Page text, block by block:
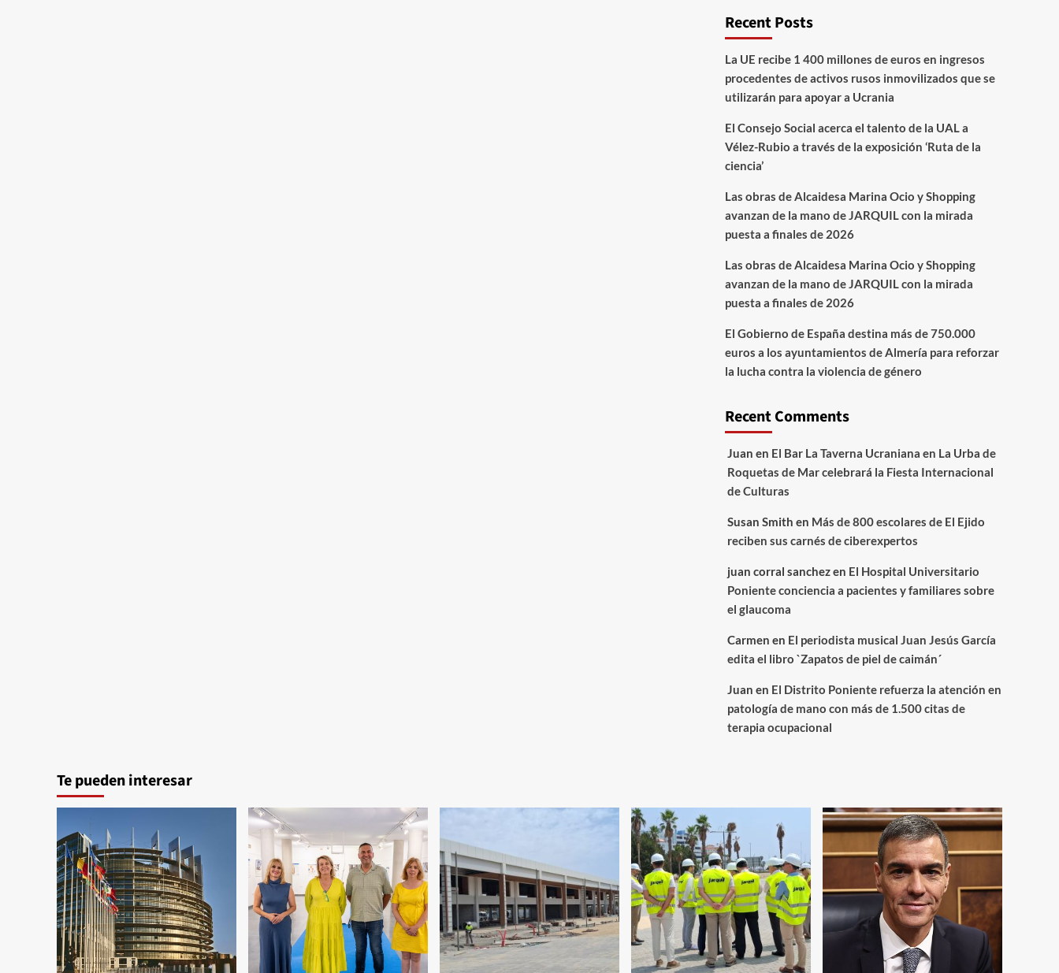
5
Nacional
El Gobierno de España
euros a los ayuntamientos
de Almería para reforzar
la lucha contra la
Recent Posts
La UE recibe 1 400 millones de euros en ingresos
procedentes de activos rusos inmovilizados que se
utilizarán para apoyar a Ucrania
El Consejo Social acerca el talento de la UAL a
Vélez-Rubio a través de la exposición ‘Ruta de la
ciencia’
Las obras de Alcaidesa Marina Ocio y Shopping
avanzan de la mano de JARQUIL con la mirada
puesta a finales de 2026
Las obras de Alcaidesa Marina Ocio y Shopping
avanzan de la mano de JARQUIL con la mirada
puesta a finales de 2026
El Gobierno de España destina más de 750.000
euros a los ayuntamientos de Almería para reforzar
la lucha contra la violencia de género
Recent Comments
Juan en El Bar La Taverna Ucraniana en La Urba de
Roquetas de Mar celebrará la Fiesta Internacional
de Culturas
Susan Smith en Más de 800 escolares de El Ejido
reciben sus carnés de ciberexpertos
juan corral sanchezen El Hospital Universitario
Poniente conciencia a pacientes y familiares sobre
el glaucoma
Carmen en El periodista musical Juan Jesús García
edita el libro `Zapatos de piel de caimán´
Juan en El Distrito Poniente refuerza la atención en
patología de mano con más de 1.500 citas de
terapia ocupacional
Te pueden interesar